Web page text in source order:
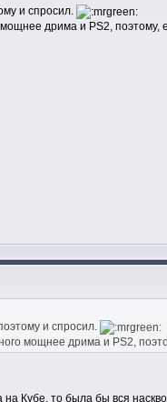
и спросил.
дрима и PS2, поэтому,
и спросил.
мощнее дрима и PS2,
Кубе, то была бы вся